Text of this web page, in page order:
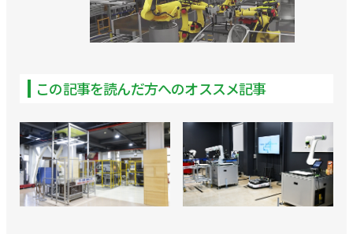
この記事を読んだ方へのオススメ記事